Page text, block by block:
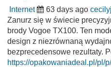
Internet 63 days ago
Zanurz się w świecie
brody Vogoe TX100. Ten
design z niezrównaną
bezprecedensowe rezultaty.
https://opakowaniadeal.pl/pl/